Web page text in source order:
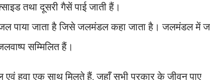
तथा दूसरी गैसें पाई जाती हैं।
पाया जाता है जिसे जलमंडल कहा जाता है। जलमंडल में
सम्मिलित हैं।
हवा एक साथ मिलते हैं, जहाँ सभी प्रकार के जीवन पाए